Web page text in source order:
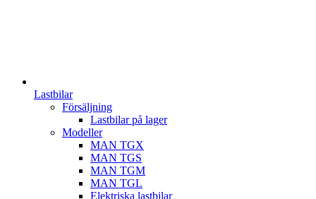
Lastbilar
Försäljning
Lastbilar på lager
Modeller
MAN TGX
MAN TGS
MAN TGM
MAN TGL
Elektriska lastbilar